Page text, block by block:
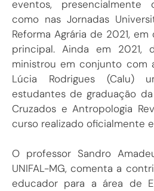
eventos,
como nas Jornadas
Reforma Agrária de 2021,
principal. Ainda em 2021,
ministrou em conjunto com
Lúcia Rodrigues (Calu)
estudantes de graduação da
Cruzados e Antropologia
curso realizado oficialmente
O professor Sandro
UNIFAL-MG, comenta a
educador para a área de